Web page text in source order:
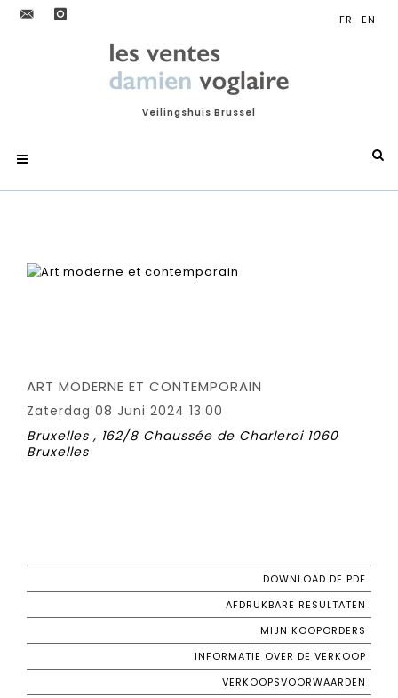
Veilingshuis Brussel
ART MODERNE ET CONTEMPORAIN
Zaterdag 08 Juni 2024 13:00
Bruxelles , 162/8 Chaussée de Charleroi 1060
Bruxelles
DOWNLOAD DE PDF
AFDRUKBARE RESULTATEN
MIJN KOOPORDERS
INFORMATIE OVER DE VERKOOP
VERKOOPSVOORWAARDEN